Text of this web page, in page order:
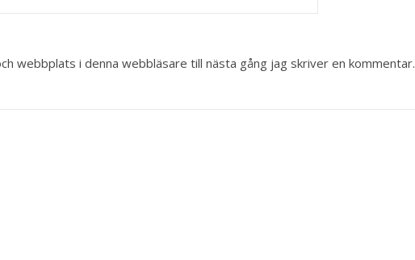
webbplats i denna webbläsare till nästa gång jag skriver en kommentar.